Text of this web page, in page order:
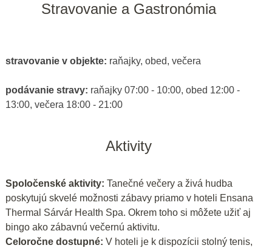
Stravovanie a Gastronómia
stravovanie v objekte: raňajky, obed, večera
podávanie stravy: raňajky 07:00 - 10:00, obed 12:00 -
13:00, večera 18:00 - 21:00
Aktivity
Spoločenské aktivity: Tanečné večery a živá hudba
poskytujú skvelé možnosti zábavy priamo v hoteli Ensana
Thermal Sárvár Health Spa. Okrem toho si môžete užiť aj
bingo ako zábavnú večernú aktivitu.
Celoročne dostupné: V hoteli je k dispozícii stolný tenis,